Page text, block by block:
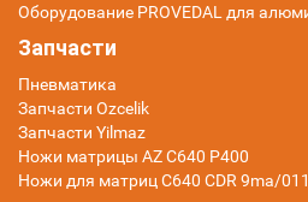
Оборудование PROVEDAL для
Запчасти
Пневматика
Запчасти Ozcelik
Запчасти Yilmaz
Ножи матрицы AZ C640 P400
Ножи для матриц C640 CDR 9ma/